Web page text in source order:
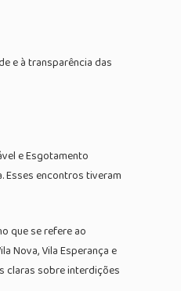
e à transparência das
e Esgotamento
Esses encontros tiveram
que se refere ao
Nova, Vila Esperança e
claras sobre interdições